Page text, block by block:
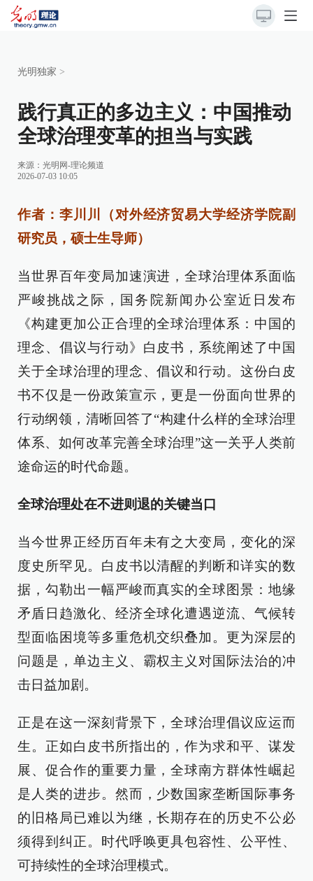
光明独家 >
践行真正的多边主义：中国推动
全球治理变革的担当与实践
来源： 光明网-理论频道
2026-07-03 10:05
作者：李川川（对外经济贸易大学经济学院副
研究员，硕士生导师）
当世界百年变局加速演进，全球治理体系面临
严峻挑战之际，国务院新闻办公室近日发布
《构建更加公正合理的全球治理体系：中国的
理念、倡议与行动》白皮书，系统阐述了中国
关于全球治理的理念、倡议和行动。这份白皮
书不仅是一份政策宣示，更是一份面向世界的
行动纲领，清晰回答了“构建什么样的全球治理
体系、如何改革完善全球治理”这一关乎人类前
途命运的时代命题。
全球治理处在不进则退的关键当口
当今世界正经历百年未有之大变局，变化的深
度史所罕见。白皮书以清醒的判断和详实的数
据，勾勒出一幅严峻而真实的全球图景：地缘
矛盾日趋激化、经济全球化遭遇逆流、气候转
型面临困境等多重危机交织叠加。更为深层的
问题是，单边主义、霸权主义对国际法治的冲
击日益加剧。
正是在这一深刻背景下，全球治理倡议应运而
生。正如白皮书所指出的，作为求和平、谋发
展、促合作的重要力量，全球南方群体性崛起
是人类的进步。然而，少数国家垄断国际事务
的旧格局已难以为继，长期存在的历史不公必
须得到纠正。时代呼唤更具包容性、公平性、
可持续性的全球治理模式。